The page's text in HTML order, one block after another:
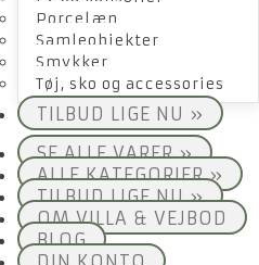
Porcelæn
Samleobjekter
Smykker
Tøj, sko og accessories
TILBUD LIGE NU »
SE ALLE VARER »
ALLE KATEGORIER »
TILBUD LIGE NU »
OM VILLA & VEJBOD
BLOG